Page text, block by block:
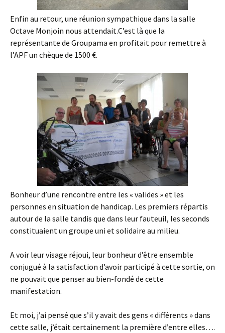
Enfin au retour, une réunion sympathique dans la salle
Octave Monjoin nous attendait.C’est là que la
représentante de Groupama en profitait pour remettre à
l’APF un chèque de 1500 €.
Bonheur d’une rencontre entre les « valides » et les
personnes en situation de handicap. Les premiers répartis
autour de la salle tandis que dans leur fauteuil, les seconds
constituaient un groupe uni et solidaire au milieu.
A voir leur visage réjoui, leur bonheur d’être ensemble
conjugué à la satisfaction d’avoir participé à cette sortie, on
ne pouvait que penser au bien-fondé de cette
manifestation.
Et moi, j’ai pensé que s’il y avait des gens « différents » dans
cette salle, j’était certainement la première d’entre elles….